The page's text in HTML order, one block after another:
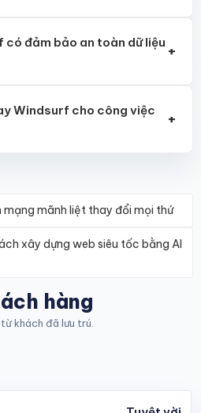
đảm bảo an toàn dữ liệu +
Windsurf cho công việc
+
mãnh liệt thay đổi mọi thứ
xây dựng web siêu tốc bằng AI
hàng
khách đã lưu trú.